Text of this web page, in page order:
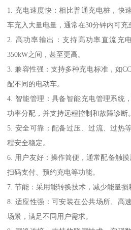
1. 充电速度快：相比普通充电桩，快
车充入大量电量，通常在30分钟内可充
2. 高功率输出：支持高功率直流充
350kW之间，甚至更高。
3. 兼容性强：支持多种充电标准，如
配不同的电动车。
4. 智能管理：具备智能充电管理系统
功率分配，并支持远程控制和故障诊断。
5. 安全可靠：配备过压、过流、过热
程安全稳定。
6. 用户友好：操作简便，通常配备触
扫码支付、预约充电等功能。
7. 节能：采用能转换技术，减少能量损
8. 适应性强：可安装在公共场所、高
场景，满足不同用户需求。